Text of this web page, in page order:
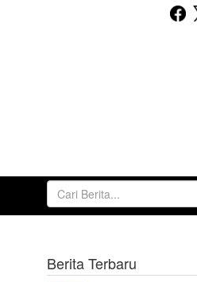
Berita Terbaru